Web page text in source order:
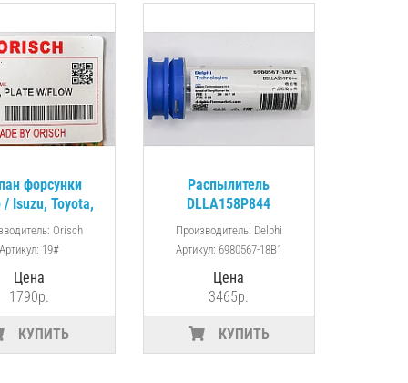
форсунки
/ Isuzu, Toyota,
Opel
Orisch
Артикул: 19#
Цена
1790р.
КУПИТЬ
Распылитель
DLLA158P844
форсунки Isuzu 8-
97602485-# / 095000-
Производитель: Delphi
Артикул: 6980567-18B1
Цена
3465р.
КУПИТЬ